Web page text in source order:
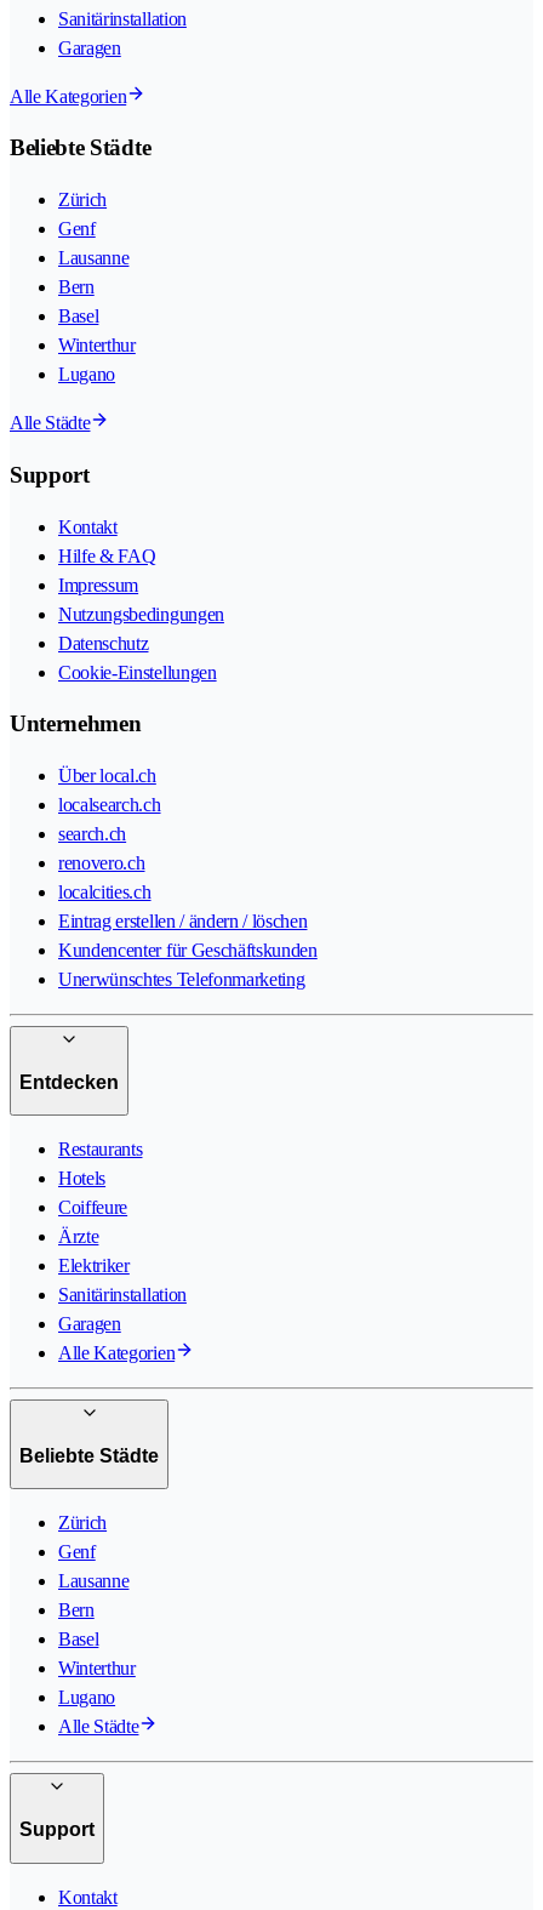
Sanitärinstallation
Garagen
Alle Kategorien
Beliebte Städte
Zürich
Genf
Lausanne
Bern
Basel
Winterthur
Lugano
Alle Städte
Support
Kontakt
Hilfe & FAQ
Impressum
Nutzungsbedingungen
Datenschutz
Cookie-Einstellungen
Unternehmen
Über local.ch
localsearch.ch
search.ch
renovero.ch
localcities.ch
Eintrag erstellen / ändern / löschen
Kundencenter für Geschäftskunden
Unerwünschtes Telefonmarketing
Entdecken
Restaurants
Hotels
Coiffeure
Ärzte
Elektriker
Sanitärinstallation
Garagen
Alle Kategorien
Beliebte Städte
Zürich
Genf
Lausanne
Bern
Basel
Winterthur
Lugano
Alle Städte
Support
Kontakt